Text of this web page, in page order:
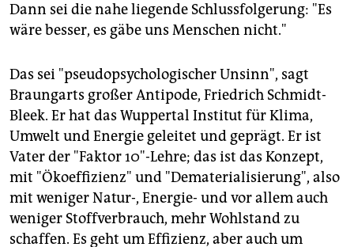
Dann sei die nahe liegende Schlussfolgerung: "Es
wäre besser, es gäbe uns Menschen nicht."
Das sei "pseudopsychologischer Unsinn", sagt
Braungarts großer Antipode, Friedrich Schmidt-
Bleek. Er hat das Wuppertal Institut für Klima,
Umwelt und Energie geleitet und geprägt. Er ist
Vater der "Faktor 10"-Lehre; das ist das Konzept,
mit "Ökoeffizienz" und "Dematerialisierung", also
mit weniger Natur-, Energie- und vor allem auch
weniger Stoffverbrauch, mehr Wohlstand zu
schaffen. Es geht um Effizienz, aber auch um